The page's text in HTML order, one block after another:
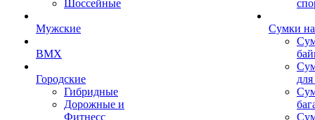
Шоссейные
Мужские
BMX
Городские
Гибридные
Дорожные и
Фитнесс
Сумки